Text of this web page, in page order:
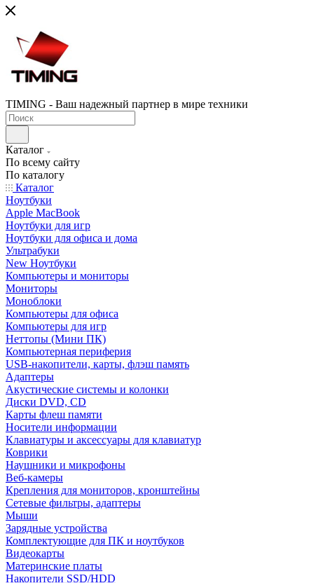
TIMING - Ваш надежный партнер в мире техники
Каталог
По всему сайту
По каталогу
Каталог
Ноутбуки
Apple MacBook
Ноутбуки для игр
Ноутбуки для офиса и дома
Ультрабуки
New Ноутбуки
Компьютеры и мониторы
Мониторы
Моноблоки
Компьютеры для офиса
Компьютеры для игр
Неттопы (Мини ПК)
Компьютерная периферия
USB-накопители, карты, флэш память
Адаптеры
Акустические системы и колонки
Диски DVD, CD
Карты флеш памяти
Носители информации
Клавиатуры и аксессуары для клавиатур
Коврики
Наушники и микрофоны
Веб-камеры
Крепления для мониторов, кронштейны
Сетевые фильтры, адаптеры
Мыши
Зарядные устройства
Комплектующие для ПК и ноутбуков
Видеокарты
Материнские платы
Накопители SSD/HDD